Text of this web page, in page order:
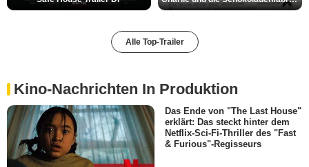
Alle Top-Trailer
Kino-Nachrichten In Produktion
Das Ende von "The Last House"
erklärt: Das steckt hinter dem
Netflix-Sci-Fi-Thriller des "Fast
& Furious"-Regisseurs